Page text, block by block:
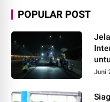
POPULAR POST
dan
Juni